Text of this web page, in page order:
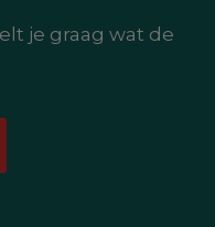
je graag wat de